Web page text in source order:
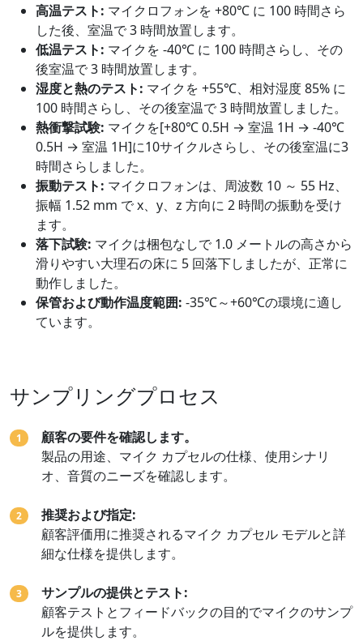
高温テスト: マイクロフォンを +80℃ に 100 時間さら
した後、室温で 3 時間放置します。
低温テスト: マイクを -40℃ に 100 時間さらし、その
後室温で 3 時間放置します。
湿度と熱のテスト: マイクを +55℃、相対湿度 85% に
100 時間さらし、その後室温で 3 時間放置しました。
熱衝撃試験: マイクを[+80℃ 0.5H → 室温 1H → -40℃
0.5H → 室温 1H]に10サイクルさらし、その後室温に3
時間さらしました。
振動テスト: マイクロフォンは、周波数 10 ～ 55 Hz、
振幅 1.52 mm で x、y、z 方向に 2 時間の振動を受け
ます。
落下試験: マイクは梱包なしで 1.0 メートルの高さから
滑りやすい大理石の床に 5 回落下しましたが、正常に
動作しました。
保管および動作温度範囲: -35℃～+60℃の環境に適し
ています。
サンプリングプロセス
1
顧客の要件を確認します。
製品の用途、マイク カプセルの仕様、使用シナリ
オ、音質のニーズを確認します。
2
推奨および指定:
顧客評価用に推奨されるマイク カプセル モデルと詳
細な仕様を提供します。
3
サンプルの提供とテスト:
顧客テストとフィードバックの目的でマイクのサンプ
ルを提供します。